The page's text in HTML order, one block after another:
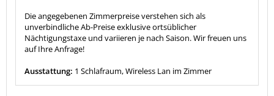
Die angegebenen Zimmerpreise verstehen sich als
unverbindliche Ab-Preise exklusive ortsüblicher
Nächtigungstaxe und variieren je nach Saison. Wir freuen uns
auf Ihre Anfrage!
Ausstattung: 1 Schlafraum, Wireless Lan im Zimmer